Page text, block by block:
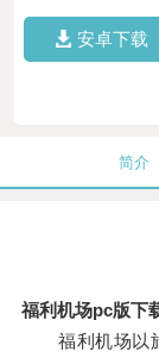
安卓下载
简介
福利机场pc版下
福利机场以旅